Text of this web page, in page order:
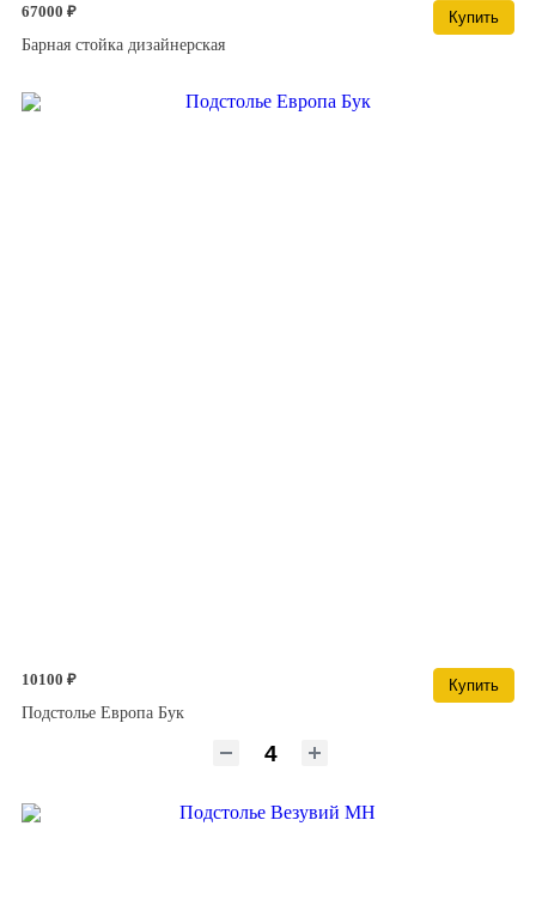
67000 ₽
Купить
Барная стойка дизайнерская
10100 ₽
Купить
Подстолье Европа Бук